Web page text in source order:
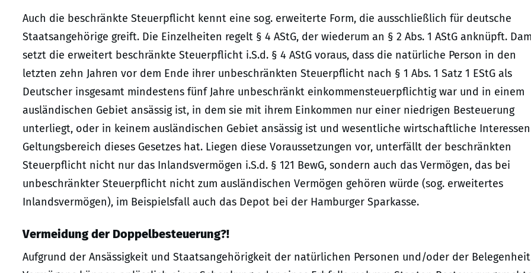
Auch die beschränkte Steuerpflicht kennt eine sog. erweiterte Form, die ausschließlich für deutsche
Staatsangehörige greift. Die Einzelheiten regelt § 4 AStG, der wiederum an § 2 Abs. 1 AStG anknüpft.
setzt die erweitert beschränkte Steuerpflicht i.S.d. § 4 AStG voraus, dass die natürliche Person in den
letzten zehn Jahren vor dem Ende ihrer unbeschränkten Steuerpflicht nach § 1 Abs. 1 Satz 1 EStG als
Deutscher insgesamt mindestens fünf Jahre unbeschränkt einkommensteuerpflichtig war und in einem
ausländischen Gebiet ansässig ist, in dem sie mit ihrem Einkommen nur einer niedrigen Besteuerung
unterliegt, oder in keinem ausländischen Gebiet ansässig ist und wesentliche wirtschaftliche
Geltungsbereich dieses Gesetzes hat. Liegen diese Voraussetzungen vor, unterfällt der beschränkten
Steuerpflicht nicht nur das Inlandsvermögen i.S.d. § 121 BewG, sondern auch das Vermögen, das bei
unbeschränkter Steuerpflicht nicht zum ausländischen Vermögen gehören würde (sog. erweitertes
Inlandsvermögen), im Beispielsfall auch das Depot bei der Hamburger Sparkasse.
Vermeidung der Doppelbesteuerung?!
Aufgrund der Ansässigkeit und Staatsangehörigkeit der natürlichen Personen und/oder der